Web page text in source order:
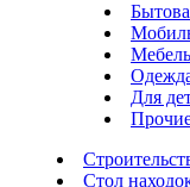
Для
Стол